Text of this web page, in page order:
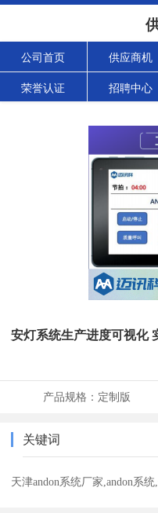
公司首页 供应商机
荣誉认证 招聘中心
安灯系统生产进度可视化
产品规格： 定制版
关键词
天津andon系统厂家,andon系